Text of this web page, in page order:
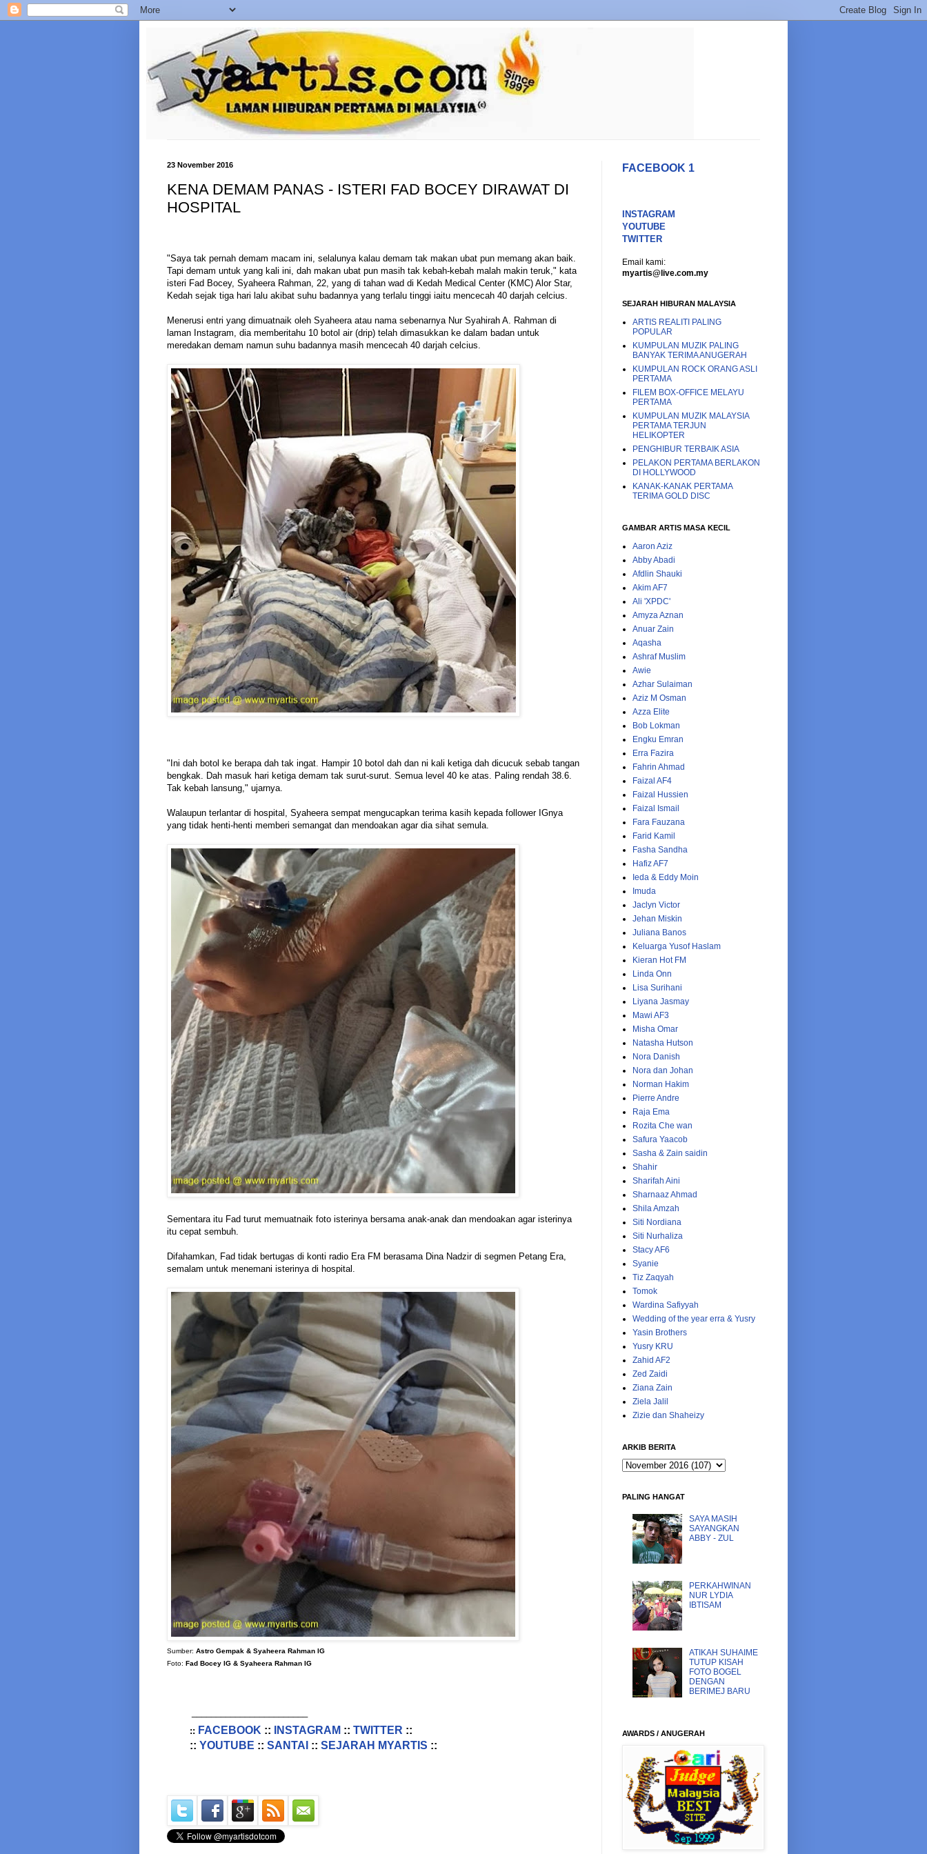
23 November 2016
KENA DEMAM PANAS - ISTERI FAD BOCEY DIRAWAT DI
HOSPITAL
"Saya tak pernah demam macam ini, selalunya kalau demam tak makan ubat pun memang akan baik.
Tapi demam untuk yang kali ini, dah makan ubat pun masih tak kebah-kebah malah makin teruk," kata
isteri Fad Bocey, Syaheera Rahman, 22, yang di tahan wad di Kedah Medical Center (KMC) Alor Star,
Kedah sejak tiga hari lalu akibat suhu badannya yang terlalu tinggi iaitu mencecah 40 darjah celcius.
Menerusi entri yang dimuatnaik oleh Syaheera atau nama sebenarnya Nur Syahirah A. Rahman di
laman Instagram, dia memberitahu 10 botol air (drip) telah dimasukkan ke dalam badan untuk
meredakan demam namun suhu badannya masih mencecah 40 darjah celcius.
"Ini dah botol ke berapa dah tak ingat. Hampir 10 botol dah dan ni kali ketiga dah dicucuk sebab tangan
bengkak. Dah masuk hari ketiga demam tak surut-surut. Semua level 40 ke atas. Paling rendah 38.6.
Tak kebah lansung," ujarnya.
Walaupun terlantar di hospital, Syaheera sempat mengucapkan terima kasih kepada follower IGnya
yang tidak henti-henti memberi semangat dan mendoakan agar dia sihat semula.
Sementara itu Fad turut memuatnaik foto isterinya bersama anak-anak dan mendoakan agar isterinya
itu cepat sembuh.
Difahamkan, Fad tidak bertugas di konti radio Era FM berasama Dina Nadzir di segmen Petang Era,
semalam untuk menemani isterinya di hospital.
Sumber: Astro Gempak & Syaheera Rahman IG
Foto: Fad Bocey IG & Syaheera Rahman IG
:: FACEBOOK :: INSTAGRAM :: TWITTER ::
:: YOUTUBE :: SANTAI :: SEJARAH MYARTIS ::
FACEBOOK 1
INSTAGRAM
YOUTUBE
TWITTER
Email kami:
myartis@live.com.my
SEJARAH HIBURAN MALAYSIA
ARTIS REALITI PALING
POPULAR
KUMPULAN MUZIK PALING
BANYAK TERIMA ANUGERAH
KUMPULAN ROCK ORANG ASLI
PERTAMA
FILEM BOX-OFFICE MELAYU
PERTAMA
KUMPULAN MUZIK MALAYSIA
PERTAMA TERJUN
HELIKOPTER
PENGHIBUR TERBAIK ASIA
PELAKON PERTAMA BERLAKON
DI HOLLYWOOD
KANAK-KANAK PERTAMA
TERIMA GOLD DISC
GAMBAR ARTIS MASA KECIL
Aaron Aziz
Abby Abadi
Afdlin Shauki
Akim AF7
Ali 'XPDC'
Amyza Aznan
Anuar Zain
Aqasha
Ashraf Muslim
Awie
Azhar Sulaiman
Aziz M Osman
Azza Elite
Bob Lokman
Engku Emran
Erra Fazira
Fahrin Ahmad
Faizal AF4
Faizal Hussien
Faizal Ismail
Fara Fauzana
Farid Kamil
Fasha Sandha
Hafiz AF7
Ieda & Eddy Moin
Imuda
Jaclyn Victor
Jehan Miskin
Juliana Banos
Keluarga Yusof Haslam
Kieran Hot FM
Linda Onn
Lisa Surihani
Liyana Jasmay
Mawi AF3
Misha Omar
Natasha Hutson
Nora Danish
Nora dan Johan
Norman Hakim
Pierre Andre
Raja Ema
Rozita Che wan
Safura Yaacob
Sasha & Zain saidin
Shahir
Sharifah Aini
Sharnaaz Ahmad
Shila Amzah
Siti Nordiana
Siti Nurhaliza
Stacy AF6
Syanie
Tiz Zaqyah
Tomok
Wardina Safiyyah
Wedding of the year erra & Yusry
Yasin Brothers
Yusry KRU
Zahid AF2
Zed Zaidi
Ziana Zain
Ziela Jalil
Zizie dan Shaheizy
ARKIB BERITA
PALING HANGAT
SAYA MASIH
SAYANGKAN
ABBY - ZUL
PERKAHWINAN
NUR LYDIA
IBTISAM
ATIKAH SUHAIME
TUTUP KISAH
FOTO BOGEL
DENGAN
BERIMEJ BARU
AWARDS / ANUGERAH